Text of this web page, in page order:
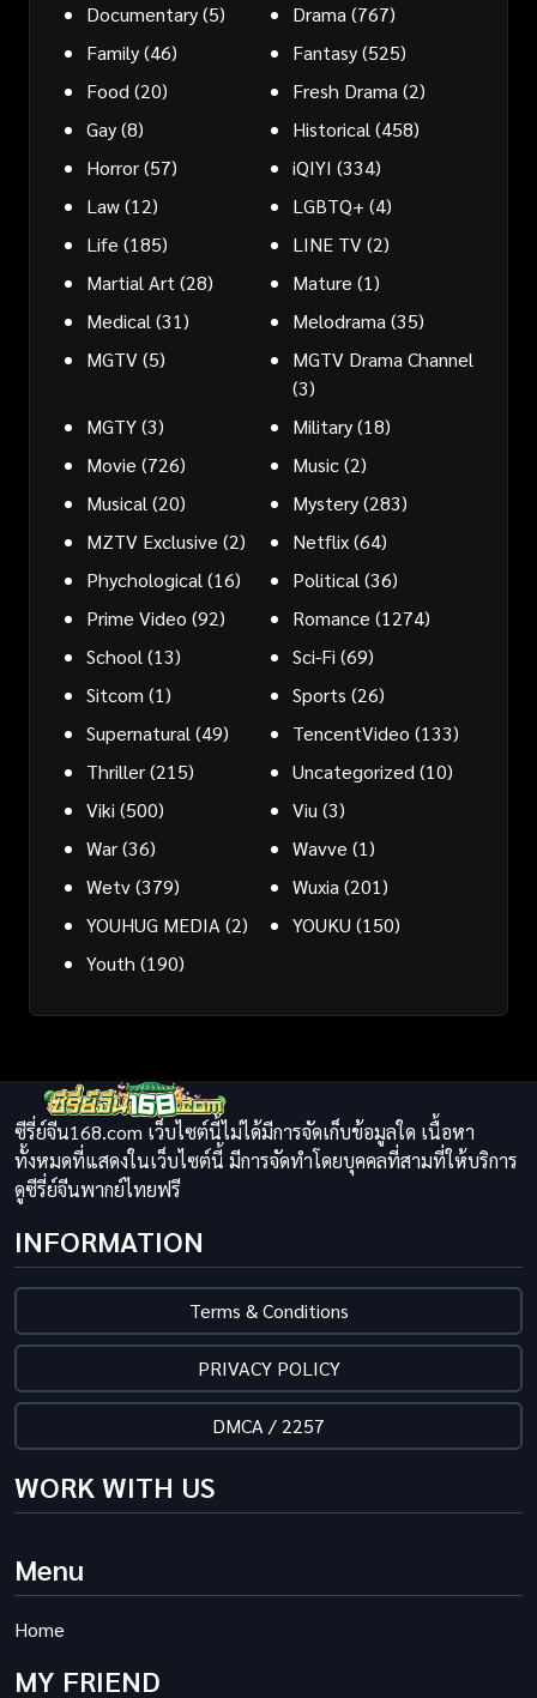
Documentary(5) Drama(767)
Family(46) Fantasy(525)
Food(20) Fresh Drama(2)
Gay(8) Historical(458)
Horror(57) iQIYI (334)
Law(12) LGBTQ+ (4)
Life (185) LINE TV(2)
Martial Art(28) Mature (1)
Medical(31) Melodrama(35)
MGTV(5)
MGTV Drama Channel
(3)
MGTY(3) Military(18)
Movie (726) Music(2)
Musical(20) Mystery(283)
MZTV Exclusive (2) Netflix(64)
Phychological(16) Political(36)
Prime Video (92) Romance (1274)
School(13) Sci-Fi (69)
Sitcom (1) Sports (26)
Supernatural(49) TencentVideo (133)
Thriller(215) Uncategorized(10)
Viki (500) Viu(3)
War(36) Wavve (1)
Wetv(379) Wuxia(201)
YOUHUG MEDIA(2) YOUKU (150)
Youth (190)
ซีรี่ย์จีน168.com เว็บไซต์นี้ไม่ได้มีการจัดเก็บข้อมูลใด เนื้อหา
ทั้งหมดที่แสดงในเว็บไซต์นี้ มีการจัดทำโดยบุคคลที่สามที่ให้บริการ
ดูซีรี่ย์จีนพากย์ไทยฟรี
INFORMATION
Terms & Conditions
PRIVACY POLICY
DMCA / 2257
WORK WITH US
Menu
Home
MY FRIEND